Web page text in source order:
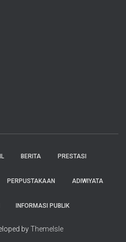
BERITA PRESTASI
PERPUSTAKAAN ADIWIYATA
INFORMASI PUBLIK
byThemeIsle